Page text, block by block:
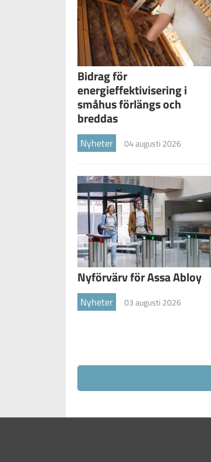
Bidrag för
energieffektivisering i
småhus förlängs och
breddas
Nyheter 04 augusti 2026
Nyförvärv för Assa Abloy
Nyheter 03 augusti 2026